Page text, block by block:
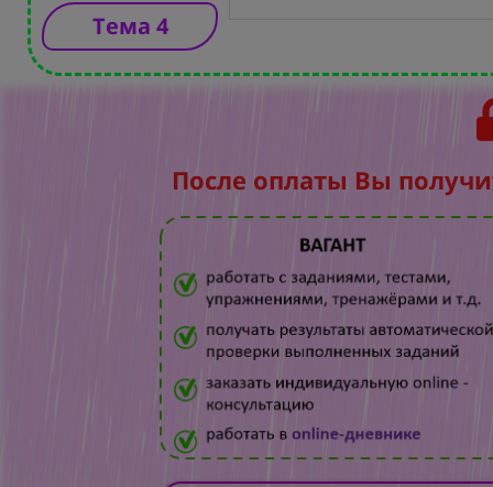
Тема 4
После оплаты Вы